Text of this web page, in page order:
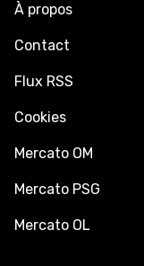
À propos
Contact
Flux RSS
Cookies
Mercato OM
Mercato PSG
Mercato OL